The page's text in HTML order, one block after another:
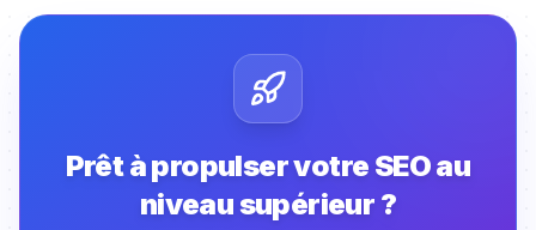
Prêt à propulser votre SEO au
niveau supérieur ?